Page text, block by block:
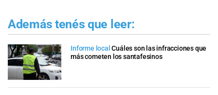
Además tenés que leer:
Informe local Cuáles son las infracciones que
más cometen los santafesinos